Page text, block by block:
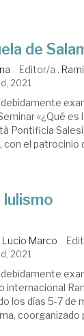
de
Editor/a .
2021
«¿Qué es
Pontificia
el patrocinio
lulismo
Marco
2021
internacional
los días 5-7 de